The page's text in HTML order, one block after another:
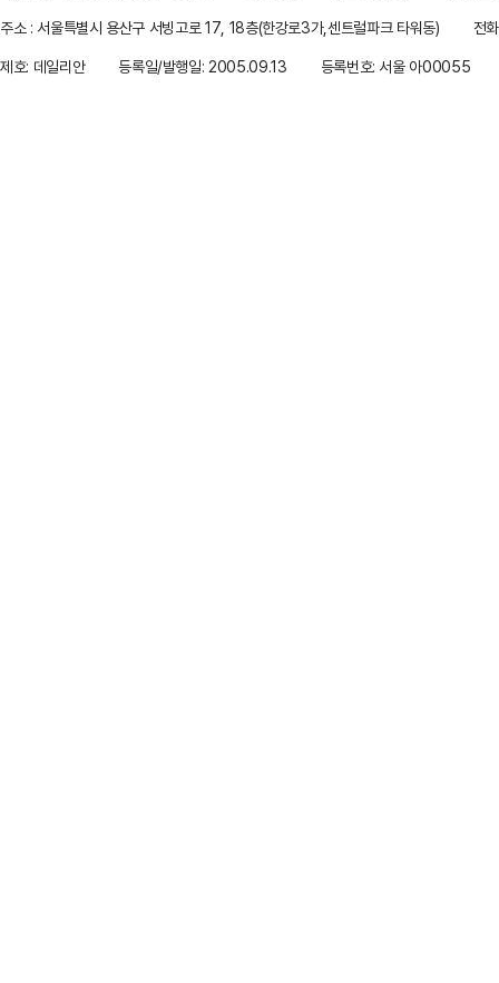
주소 : 서울특별시 용산구 서빙고로 17, 18층(한강로3가,센트럴파크 타워동)
전
제호: 데일리안
등록일/발행일: 2005.09.13 등록번호: 서울 아00055